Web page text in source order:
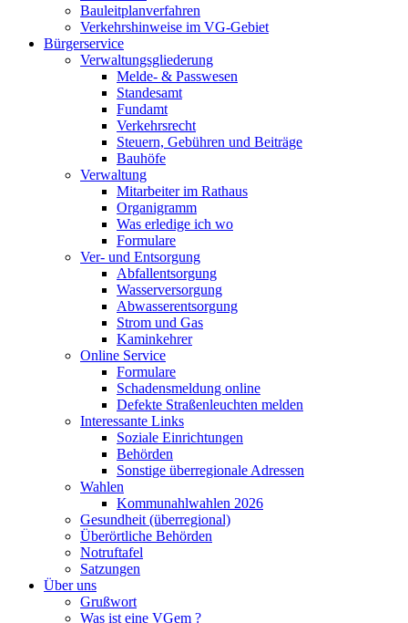
Bauleitplanverfahren
Verkehrshinweise im VG-Gebiet
Bürgerservice
Verwaltungsgliederung
Melde- & Passwesen
Standesamt
Fundamt
Verkehrsrecht
Steuern, Gebühren und Beiträge
Bauhöfe
Verwaltung
Mitarbeiter im Rathaus
Organigramm
Was erledige ich wo
Formulare
Ver- und Entsorgung
Abfallentsorgung
Wasserversorgung
Abwasserentsorgung
Strom und Gas
Kaminkehrer
Online Service
Formulare
Schadensmeldung online
Defekte Straßenleuchten melden
Interessante Links
Soziale Einrichtungen
Behörden
Sonstige überregionale Adressen
Wahlen
Kommunahlwahlen 2026
Gesundheit (überregional)
Überörtliche Behörden
Notruftafel
Satzungen
Über uns
Grußwort
Was ist eine VGem ?